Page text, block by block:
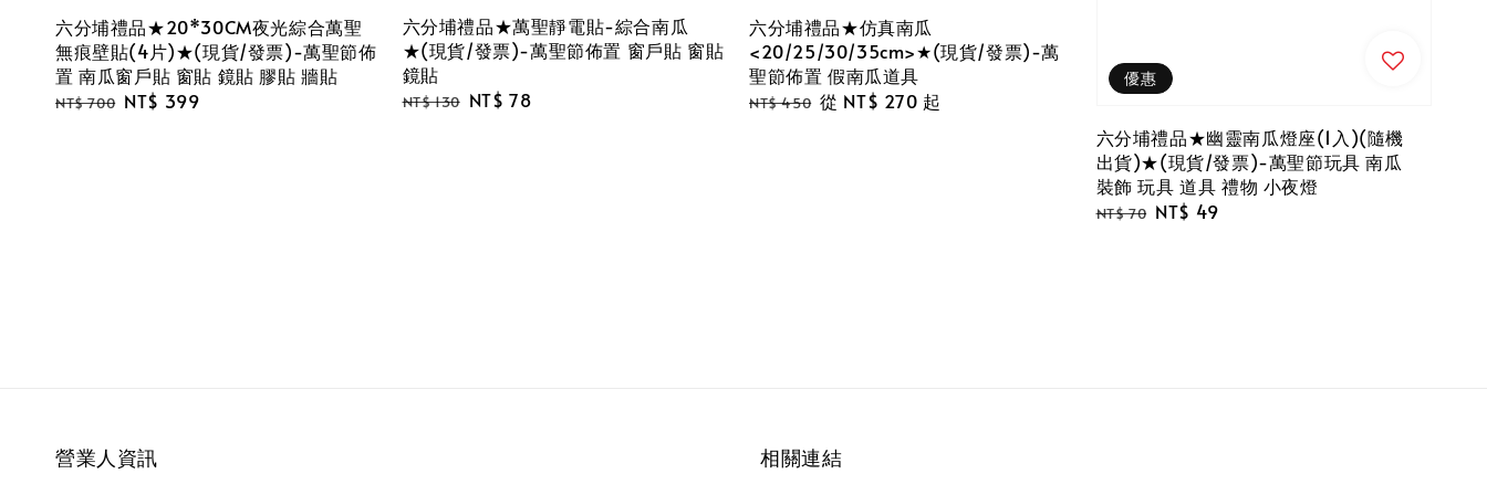
六分埔禮品★20*30CM夜光綜合萬聖
無痕壁貼(4片)★(現貨/發票)-萬聖節佈
置 南瓜窗戶貼 窗貼 鏡貼 膠貼 牆貼
Regular
NT$ 700 Sale
NT$ 399
六分埔禮品★萬聖靜電貼-綜合南瓜
★(現貨/發票)-萬聖節佈置 窗戶貼 窗貼
鏡貼
Regular
NT$ 130 Sale
NT$ 78
六分埔禮品★仿真南瓜
<20/25/30/35cm>★(現貨/發票)-萬
聖節佈置 假南瓜道具
Regular
NT$ 450 Sale
從 NT$ 270 起
優惠
六分埔禮品★幽靈南瓜燈座(1入)(隨機
出貨)★(現貨/發票)-萬聖節玩具 南瓜
裝飾 玩具 道具 禮物 小夜燈
Regular
NT$ 70 Sale
NT$ 49
營業人資訊 相關連結